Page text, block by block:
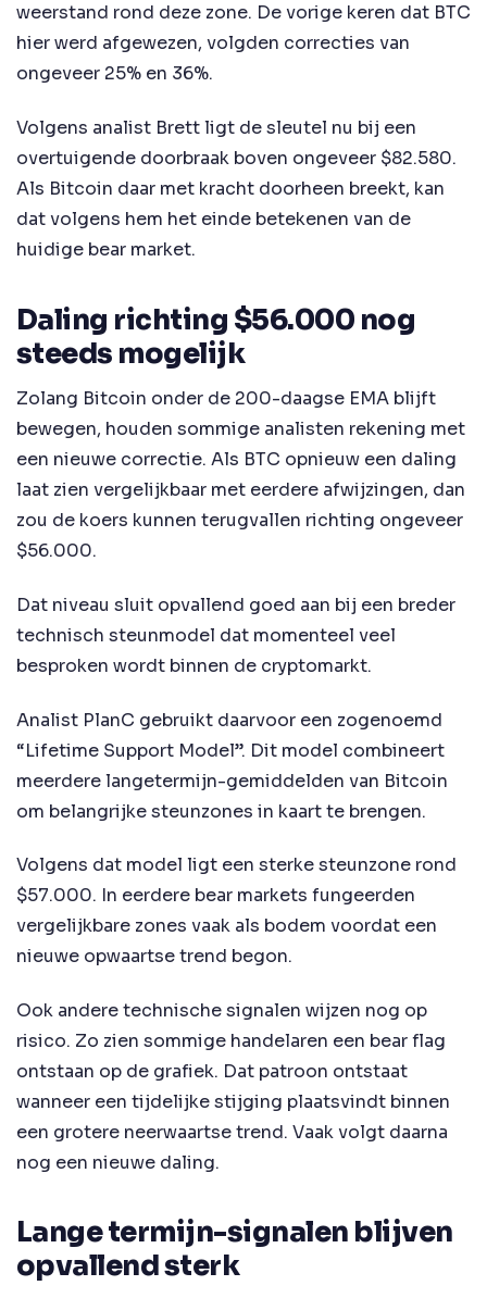
weerstand rond deze zone. De vorige keren dat BTC
hier werd afgewezen, volgden correcties van
ongeveer 25% en 36%.
Volgens analist Brett ligt de sleutel nu bij een
overtuigende doorbraak boven ongeveer $82.580.
Als Bitcoin daar met kracht doorheen breekt, kan
dat volgens hem het einde betekenen van de
huidige bear market.
Daling richting $56.000 nog
steeds mogelijk
Zolang Bitcoin onder de 200-daagse EMA blijft
bewegen, houden sommige analisten rekening met
een nieuwe correctie. Als BTC opnieuw een daling
laat zien vergelijkbaar met eerdere afwijzingen, dan
zou de koers kunnen terugvallen richting ongeveer
$56.000.
Dat niveau sluit opvallend goed aan bij een breder
technisch steunmodel dat momenteel veel
besproken wordt binnen de cryptomarkt.
Analist PlanC gebruikt daarvoor een zogenoemd
“Lifetime Support Model”. Dit model combineert
meerdere langetermijn-gemiddelden van Bitcoin
om belangrijke steunzones in kaart te brengen.
Volgens dat model ligt een sterke steunzone rond
$57.000. In eerdere bear markets fungeerden
vergelijkbare zones vaak als bodem voordat een
nieuwe opwaartse trend begon.
Ook andere technische signalen wijzen nog op
risico. Zo zien sommige handelaren een bear flag
ontstaan op de grafiek. Dat patroon ontstaat
wanneer een tijdelijke stijging plaatsvindt binnen
een grotere neerwaartse trend. Vaak volgt daarna
nog een nieuwe daling.
Lange termijn-signalen blijven
opvallend sterk